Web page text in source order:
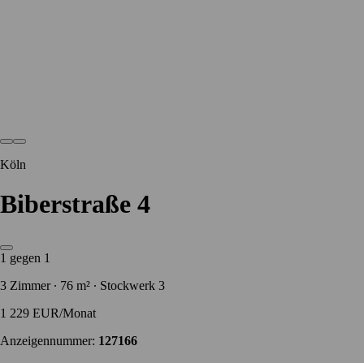
Köln
Biberstraße 4
1 gegen 1
3 Zimmer ∙ 76 m² ∙ Stockwerk 3
1 229 EUR/Monat
Anzeigennummer: 127166